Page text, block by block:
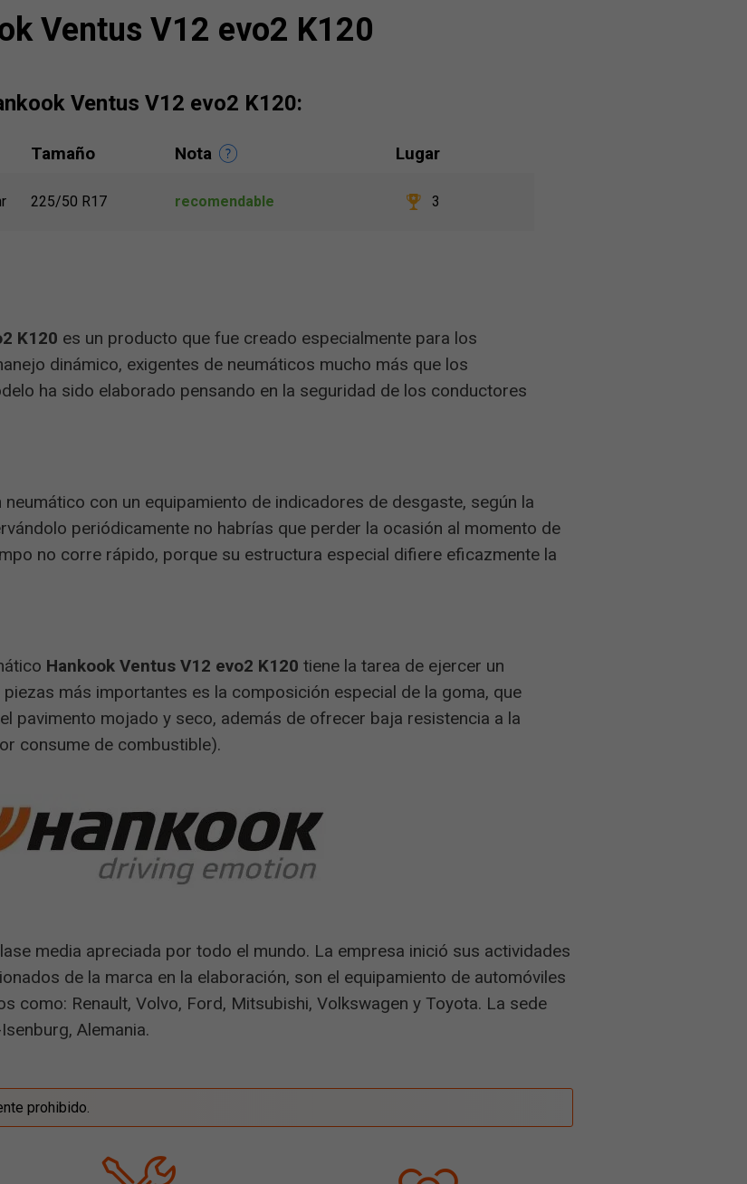
Ventus V12 evo2 K120
Ventus V12 evo2 K120:
Tamaño Nota Lugar
225/50 R17 recomendable 3
K120 es un producto que fue creado especialmente para los
dinámico, exigentes de neumáticos mucho más que los
ha sido elaborado pensando en la seguridad de los conductores
neumático con un equipamiento de indicadores de desgaste, según la
periódicamente no habrías que perder la ocasión al momento de
no corre rápido, porque su estructura especial difiere eficazmente la
Hankook Ventus V12 evo2 K120 tiene la tarea de ejercer un
más importantes es la composición especial de la goma, que
pavimento mojado y seco, además de ofrecer baja resistencia a la
consume de combustible).
media apreciada por todo el mundo. La empresa inició sus actividades
de la marca en la elaboración, son el equipamiento de automóviles
como: Renault, Volvo, Ford, Mitsubishi, Volkswagen y Toyota. La sede
Alemania.
prohibido.